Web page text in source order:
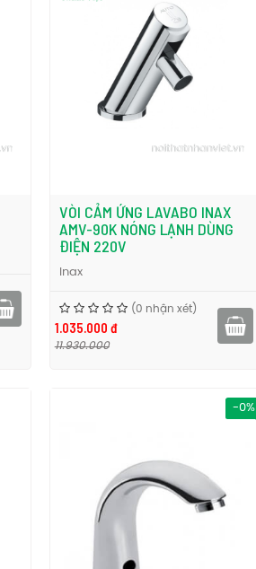
VÒI CẢM ỨNG LAVABO INAX
AMV-90K NÓNG LẠNH DÙNG
ĐIỆN 220V
Inax
(0 nhận xét)
1.035.000 đ
11.930.000
-0%